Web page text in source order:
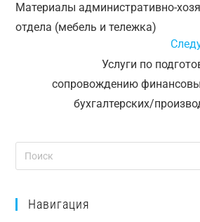
Материалы административно-
отдела (мебель и тележка)
Услуги по
сопровождению
бухгалтерских/
Навигация